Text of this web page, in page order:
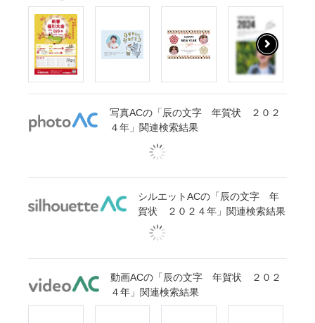
写真ACの「辰の文字 年賀状 ２０２
４年」関連検索結果
シルエットACの「辰の文字 年
賀状 ２０２４年」関連検索結果
動画ACの「辰の文字 年賀状 ２０２
４年」関連検索結果